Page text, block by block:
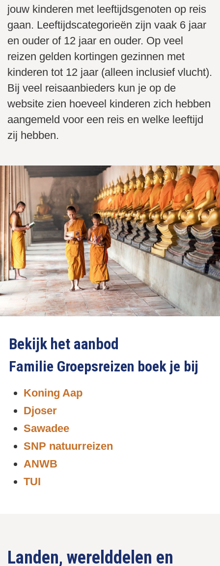
jouw kinderen met leeftijdsgenoten op reis
gaan. Leeftijdscategorieën zijn vaak 6 jaar
en ouder of 12 jaar en ouder. Op veel
reizen gelden kortingen gezinnen met
kinderen tot 12 jaar (alleen inclusief vlucht).
Bij veel reisaanbieders kun je op de
website zien hoeveel kinderen zich hebben
aangemeld voor een reis en welke leeftijd
zij hebben.
Bekijk het aanbod
Familie Groepsreizen boek je bij
Koning Aap
Djoser
Sawadee
SNP natuurreizen
ANWB
TUI
Landen, werelddelen en